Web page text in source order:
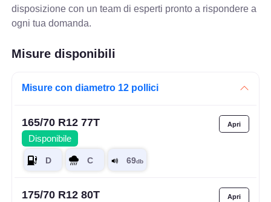
disposizione con un team di esperti pronto a rispondere a
ogni tua domanda.
Misure disponibili
Misure con diametro 12 pollici
165/70 R12 77T
Disponibile
175/70 R12 80T